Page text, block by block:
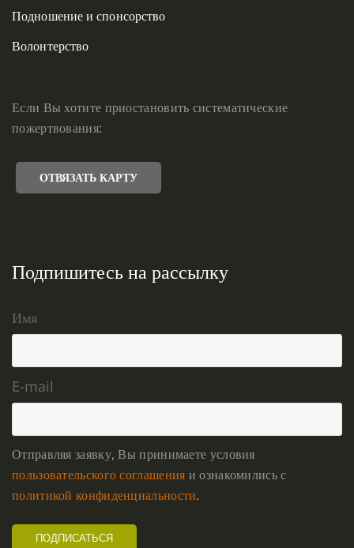
Подношение и спонсорство
Волонтерство
Если Вы хотите приостановить систематические
пожертвования:
ОТВЯЗАТЬ КАРТУ
Подпишитесь на рассылку
Имя
E-mail
Отправляя заявку, Вы принимаете условия
пользовательского соглашения и ознакомились с
политикой конфиденциальности.